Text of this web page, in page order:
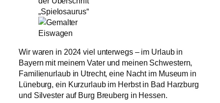
Wir waren in 2024 viel unterwegs – im Urlaub in
Bayern mit meinem Vater und meinen Schwestern,
Familienurlaub in Utrecht, eine Nacht im Museum in
Lüneburg, ein Kurzurlaub im Herbst in Bad Harzburg
und Silvester auf Burg Breuberg in Hessen.